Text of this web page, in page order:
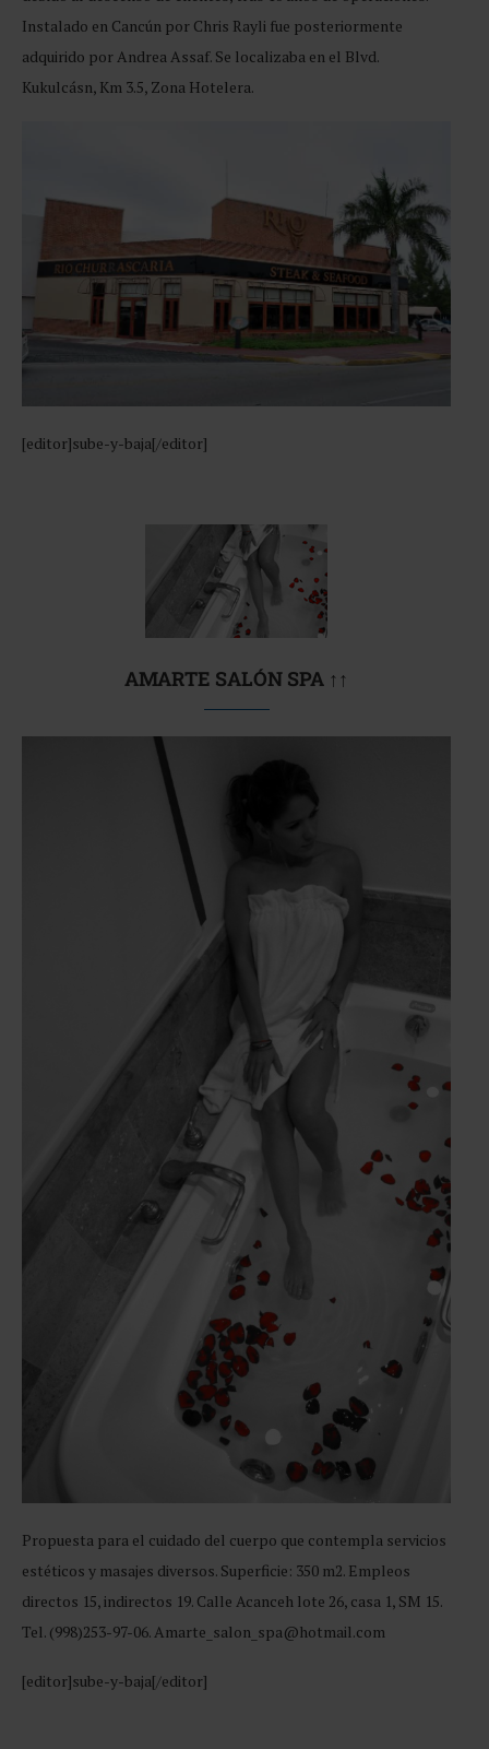
Instalado en Cancún por Chris Rayli fue posteriormente
adquirido por Andrea Assaf. Se localizaba en el Blvd.
Kukulcásn, Km 3.5, Zona Hotelera.
[editor]sube-y-baja[/editor]
AMARTE SALÓN SPA ↑↑
Propuesta para el cuidado del cuerpo que contempla servicios
estéticos y masajes diversos. Superficie: 350 m2. Empleos
directos 15, indirectos 19. Calle Acanceh lote 26, casa 1, SM 15.
Tel. (998)253-97-06. Amarte_salon_spa@hotmail.com
[editor]sube-y-baja[/editor]